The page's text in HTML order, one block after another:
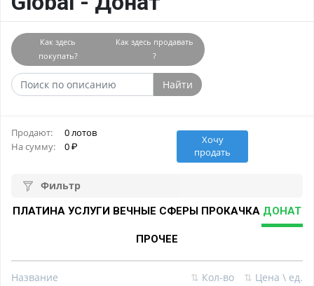
Как здесь
покупать?
Как здесь продавать
?
Найти
Продают:
0 лотов
На сумму:
0
Хочу
продать
Фильтр
ПЛАТИНА УСЛУГИ ВЕЧНЫЕ СФЕРЫ ПРОКАЧКА ДОНАТ
ПРОЧЕЕ
Название ⇅ Кол-во ⇅ Цена \ ед.